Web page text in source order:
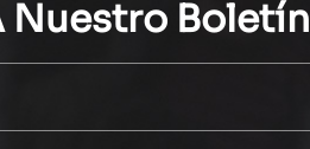
Nuestro Boletín